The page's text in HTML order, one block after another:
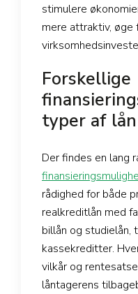
stimulere
mere attraktiv,
Forskellige
typer af lån
Der findes en lang
rådighed for både
realkreditlån med
billån og studielån,
kassekreditter.
vilkår og
låntagerens